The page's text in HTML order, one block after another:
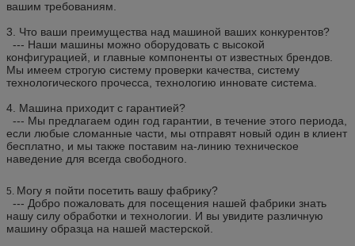
вашим требованиям.
3. Что ваши преимущества над машиной ваших конкурентов?
--- Наши машины можно оборудовать с высокой
конфигурацией, и главные компоненты от известных брендов.
Мы имеем строгую систему проверки качества, систему
технологического прочесса, технологию инновате система.
4. Машина приходит с гарантией?
--- Мы предлагаем один год гарантии, в течение этого периода,
если любые сломанные части, мы отправят новый один в клиент
бесплатно, и мы также поставим на-линию техническое
наведение для всегда свободного.
5. Могу я пойти посетить вашу фабрику?
--- Добро пожаловать для посещения нашей фабрики знать
нашу силу обработки и технологии. И вы увидите различную
машину образца на нашей мастерской.